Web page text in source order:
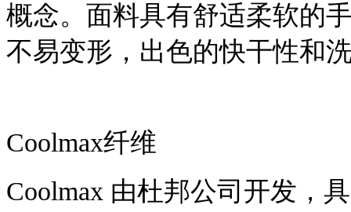
概念。面料具有舒适柔软的
不易变形，出色的快干性和
Coolmax纤维
Coolmax 由杜邦公司开发，